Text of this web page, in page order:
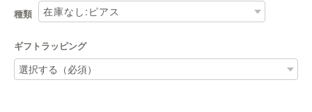
種類
ギフトラッピング